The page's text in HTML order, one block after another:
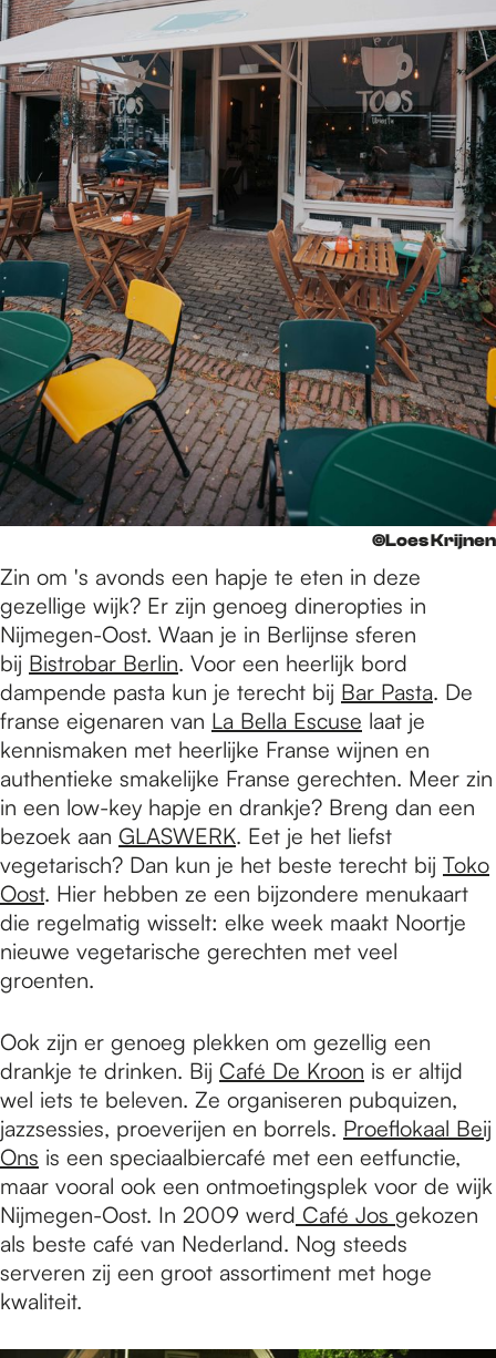
©Loes Krijnen
Zin om 's avonds een hapje te eten in deze
gezellige wijk? Er zijn genoeg dineropties in
Nijmegen-Oost. Waan je in Berlijnse sferen
bij Bistrobar Berlin. Voor een heerlijk bord
dampende pasta kun je terecht bij Bar Pasta. De
franse eigenaren van La Bella Escuse laat je
kennismaken met heerlijke Franse wijnen en
authentieke smakelijke Franse gerechten. Meer zin
in een low-key hapje en drankje? Breng dan een
bezoek aan GLASWERK. Eet je het liefst
vegetarisch? Dan kun je het beste terecht bij Toko
Oost. Hier hebben ze een bijzondere menukaart
die regelmatig wisselt: elke week maakt Noortje
nieuwe vegetarische gerechten met veel
groenten.
Ook zijn er genoeg plekken om gezellig een
drankje te drinken. Bij Café De Kroon is er altijd
wel iets te beleven. Ze organiseren pubquizen,
jazzsessies, proeverijen en borrels. Proeflokaal Beij
Ons is een speciaalbiercafé met een eetfunctie,
maar vooral ook een ontmoetingsplek voor de wijk
Nijmegen-Oost. In 2009 werd Café Jos gekozen
als beste café van Nederland. Nog steeds
serveren zij een groot assortiment met hoge
kwaliteit.